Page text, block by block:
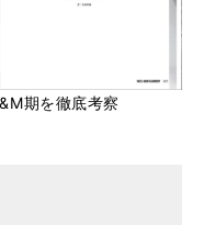
期を徹底考察